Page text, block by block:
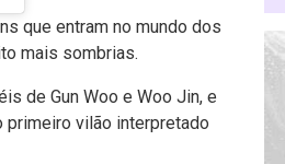
que entram no mundo dos
mais sombrias.
de Gun Woo e Woo Jin, e
primeiro vilão interpretado